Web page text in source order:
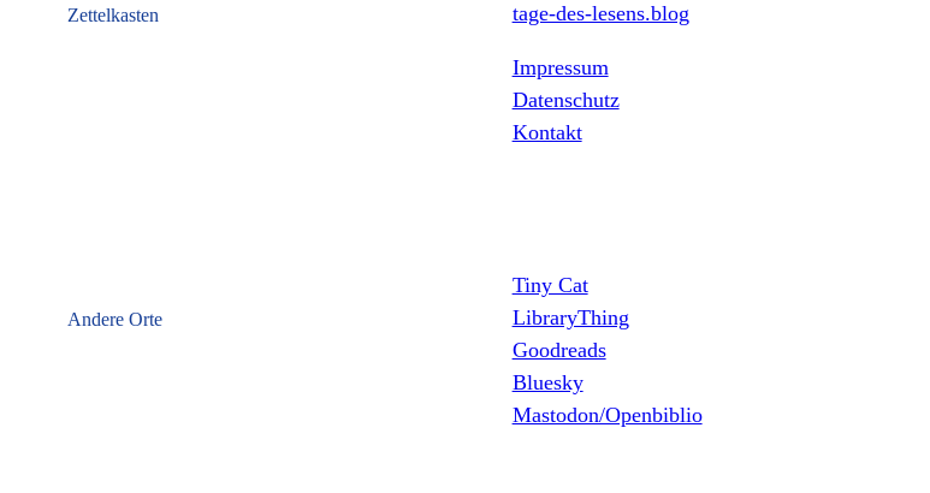
Zettelkasten
tage-des-lesens.blog
Impressum
Datenschutz
Kontakt
Andere Orte
Tiny Cat
LibraryThing
Goodreads
Bluesky
Mastodon/Openbiblio